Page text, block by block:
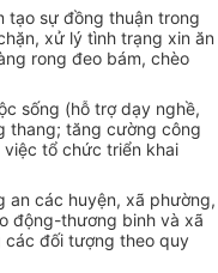
tạo sự đồng thuận trong
xử lý tình trạng xin ăn
rong đeo bám, chèo
sống (hỗ trợ dạy nghề,
thang; tăng cường công
tổ chức triển khai
an các huyện, xã phường,
động-thương binh và xã
các đối tượng theo quy